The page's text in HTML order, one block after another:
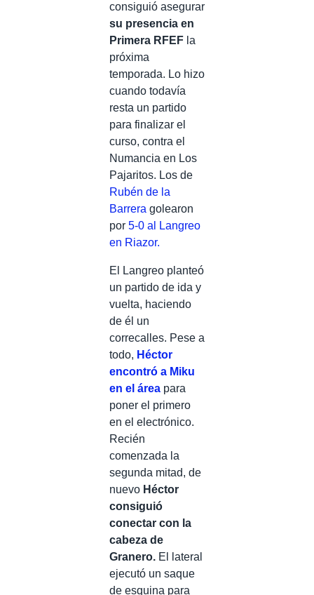
consiguió asegurar
su presencia en
Primera RFEF la
próxima
temporada. Lo hizo
cuando todavía
resta un partido
para finalizar el
curso, contra el
Numancia en Los
Pajaritos. Los de
Rubén de la
Barrera golearon
por 5-0 al Langreo
en Riazor.
El Langreo planteó
un partido de ida y
vuelta, haciendo
de él un
correcalles. Pese a
todo, Héctor
encontró a Miku
en el área para
poner el primero
en el electrónico.
Recién
comenzada la
segunda mitad, de
nuevo Héctor
consiguió
conectar con la
cabeza de
Granero. El lateral
ejecutó un saque
de esquina para